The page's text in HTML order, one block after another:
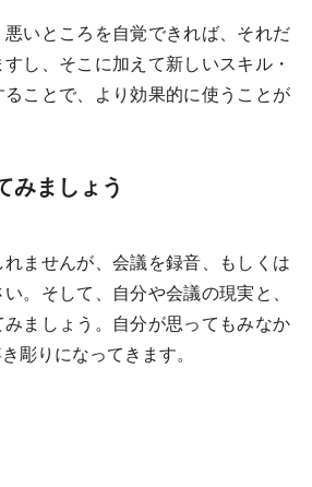
いところを自覚できれば、それだ
し、そこに加えて新しいスキル・
ことで、より効果的に使うことが
みましょう
ませんが、会議を録音、もしくは
。そして、自分や会議の現実と、
ましょう。自分が思ってもみなか
彫りになってきます。